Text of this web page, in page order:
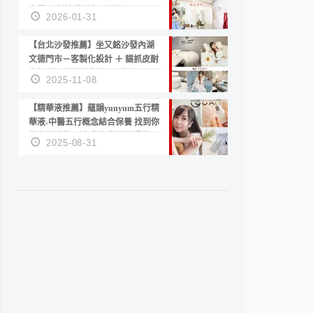
套服務 新娘備婚省心首選！
2026-01-31
【台北沙發推薦】坐又銘沙發內湖
文德門市－客製化設計 ＋ 貓抓皮耐
磨好清潔｜直營直銷、價格透明
高CP值打造夢想居家風格
2025-11-08
【精華液推薦】蘊韻yunyum五行精
華液-中醫五行概念結合保養 找到你
的專屬精華！ 水㊀土㊀就選「潤・
賦精華」維持肌膚剛剛好的平衡
2025-08-31